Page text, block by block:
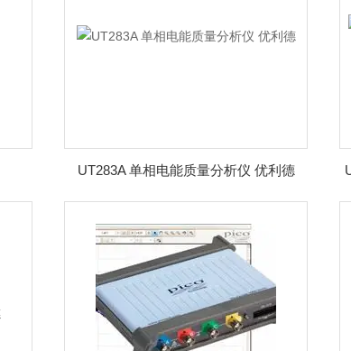
UT283A 单相电能质量分析仪 优利德